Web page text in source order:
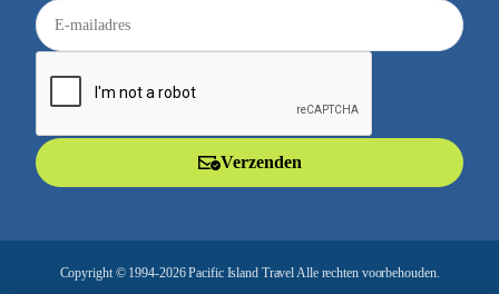
E
-
a
Verzenden
Copyright © 1994-2026 Pacific Island Travel Alle rechten voorbehouden.